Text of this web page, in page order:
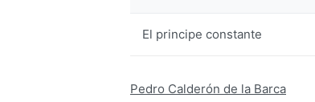
El principe constante
Pedro Calderón de la Barca